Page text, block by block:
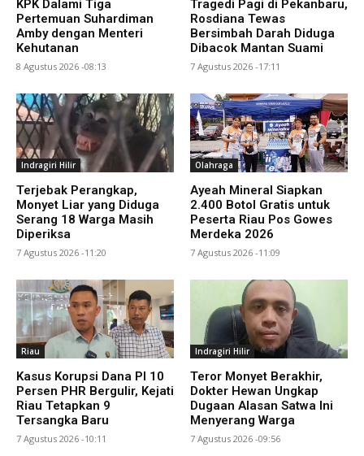
KPK Dalami Tiga
Pertemuan Suhardiman
Amby dengan Menteri
Kehutanan
8 Agustus 2026 -08:13
Tragedi Pagi di Pekanbaru,
Rosdiana Tewas
Bersimbah Darah Diduga
Dibacok Mantan Suami
7 Agustus 2026 -17:11
Indragiri Hilir
Terjebak Perangkap,
Monyet Liar yang Diduga
Serang 18 Warga Masih
Diperiksa
7 Agustus 2026 -11:20
Olahraga
Ayeah Mineral Siapkan
2.400 Botol Gratis untuk
Peserta Riau Pos Gowes
Merdeka 2026
7 Agustus 2026 -11:09
Riau
Kasus Korupsi Dana PI 10
Persen PHR Bergulir, Kejati
Riau Tetapkan 9
Tersangka Baru
7 Agustus 2026 -10:11
Indragiri Hilir
Teror Monyet Berakhir,
Dokter Hewan Ungkap
Dugaan Alasan Satwa Ini
Menyerang Warga
7 Agustus 2026 -09:56